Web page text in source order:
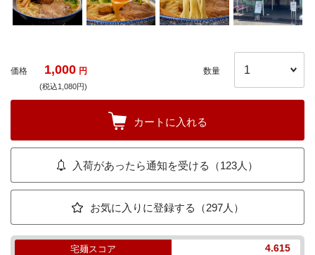
価格 1,000 円
(税込1,080円)
数量
カートに入れる
入荷があったら通知を受ける（123人）
お気に入りに登録する（297人）
宅麺スコア 4.615